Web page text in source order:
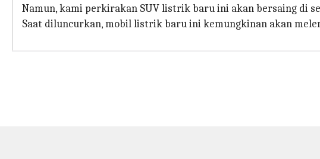
Namun, kami perkirakan SUV listrik baru ini akan bersaing di
Saat diluncurkan, mobil listrik baru ini kemungkinan akan